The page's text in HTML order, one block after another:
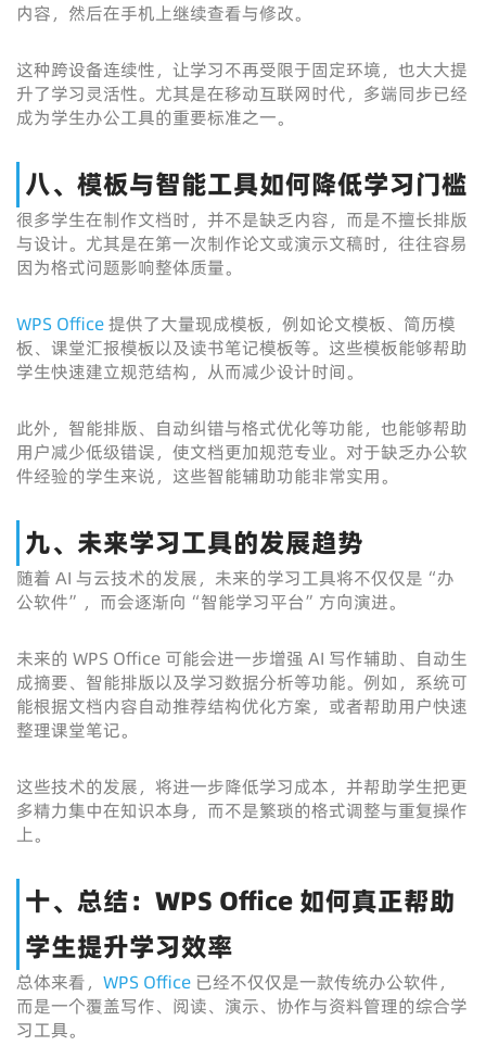
内容，然后在手机上继续查看与修改。
这种跨设备连续性，让学习不再受限于固定环境，也大大提
升了学习灵活性。尤其是在移动互联网时代，多端同步已经
成为学生办公工具的重要标准之一。
八、模板与智能工具如何降低学习门槛
很多学生在制作文档时，并不是缺乏内容，而是不擅长排版
与设计。尤其是在第一次制作论文或演示文稿时，往往容易
因为格式问题影响整体质量。
WPS Office提供了大量现成模板，例如论文模板、简历模
板、课堂汇报模板以及读书笔记模板等。这些模板能够帮助
学生快速建立规范结构，从而减少设计时间。
此外，智能排版、自动纠错与格式优化等功能，也能够帮助
用户减少低级错误，使文档更加规范专业。对于缺乏办公软
件经验的学生来说，这些智能辅助功能非常实用。
九、未来学习工具的发展趋势
随着 AI 与云技术的发展，未来的学习工具将不仅仅是“办
公软件”，而会逐渐向“智能学习平台”方向演进。
未来的 WPS Office 可能会进一步增强 AI 写作辅助、自动生
成摘要、智能排版以及学习数据分析等功能。例如，系统可
能根据文档内容自动推荐结构优化方案，或者帮助用户快速
整理课堂笔记。
这些技术的发展，将进一步降低学习成本，并帮助学生把更
多精力集中在知识本身，而不是繁琐的格式调整与重复操作
上。
十、总结：WPS Office 如何真正帮助
学生提升学习效率
总体来看， WPS Office 已经不仅仅是一款传统办公软件，
而是一个覆盖写作、阅读、演示、协作与资料管理的综合学
习工具。